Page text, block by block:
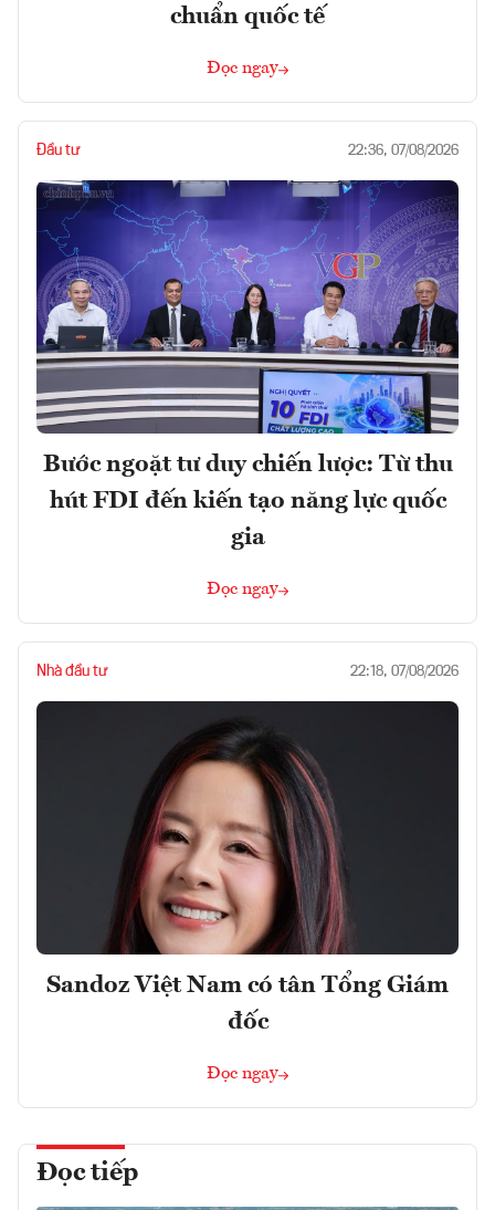
chuẩn quốc tế
Đọc ngay
Đầu tư 22:36, 07/08/2026
Bước ngoặt tư duy chiến lược: Từ thu
hút FDI đến kiến tạo năng lực quốc
gia
Đọc ngay
Nhà đầu tư 22:18, 07/08/2026
Sandoz Việt Nam có tân Tổng Giám
đốc
Đọc ngay
Đọc tiếp